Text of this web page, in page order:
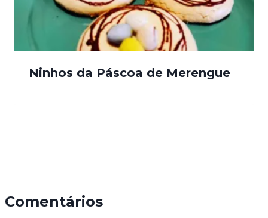
Ninhos da Páscoa de Merengue
Comentários